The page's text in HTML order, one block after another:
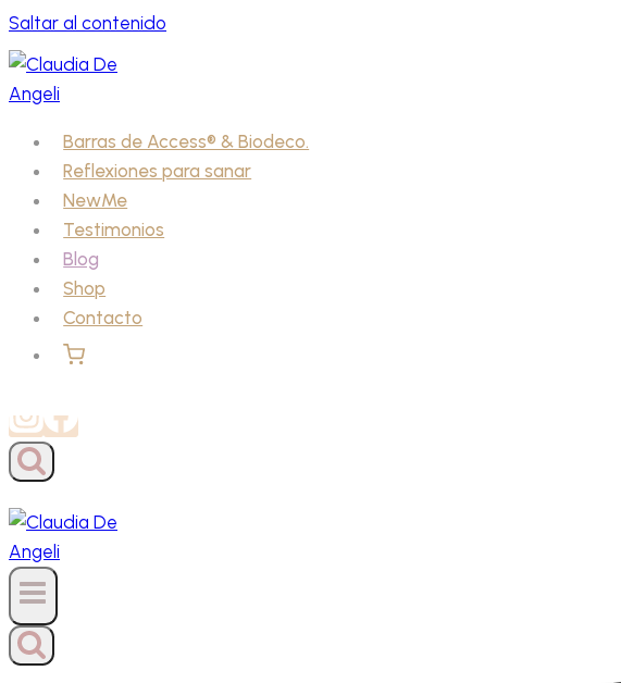
Saltar al contenido
Barras de Access® & Biodeco.
Reflexiones para sanar
NewMe
Testimonios
Blog
Shop
Contacto